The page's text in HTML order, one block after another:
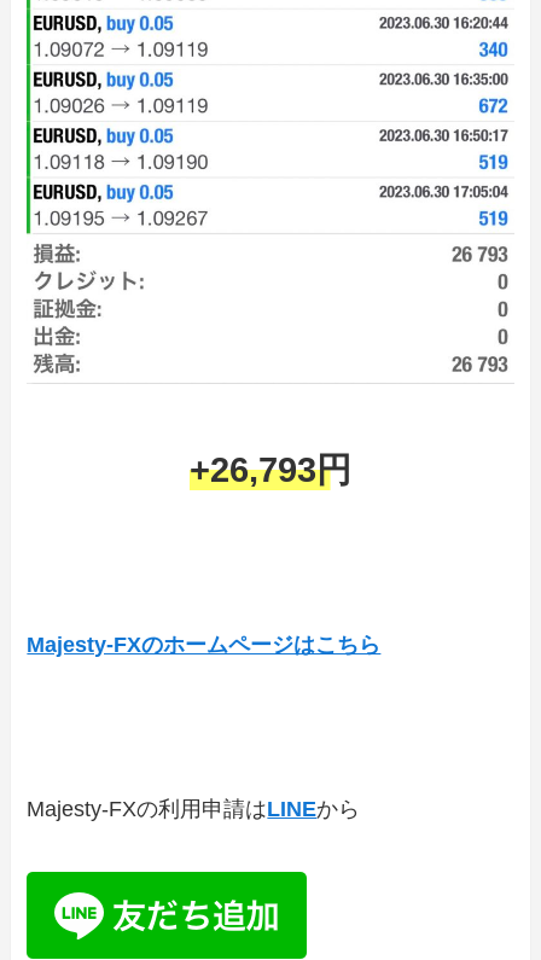
+26,793円
Majesty-FXのホームページはこちら
Majesty-FXの利用申請はLINEから